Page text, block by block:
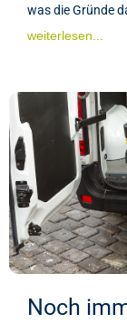
was die Gründe
weiterlesen...
Noch